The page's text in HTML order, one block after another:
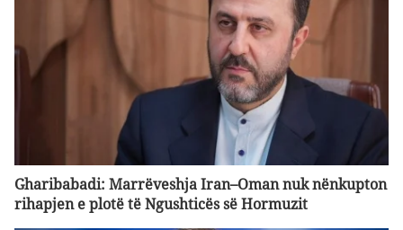
Gharibabadi: Marrëveshja Iran–Oman nuk nënkupton
rihapjen e plotë të Ngushticës së Hormuzit